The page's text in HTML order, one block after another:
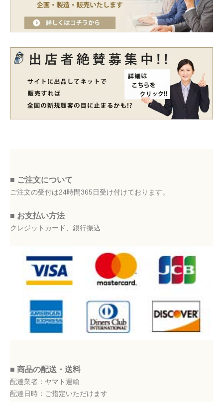
■ ご注文について
ご注文の受付は24時間365日受け付けております。
■ お支払い方法
クレジットカード、銀行振込
■ 商品の配送・送料
配達業者：ヤマト運輸
配達日時：ご指定いただけます